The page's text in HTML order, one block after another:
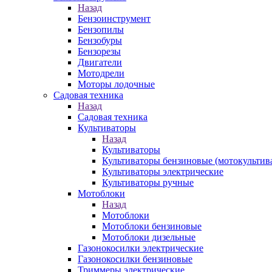
Назад
Бензоинструмент
Бензопилы
Бензобуры
Бензорезы
Двигатели
Мотодрели
Моторы лодочные
Садовая техника
Назад
Садовая техника
Культиваторы
Назад
Культиваторы
Культиваторы бензиновые
Культиваторы электрические
Культиваторы ручные
Мотоблоки
Назад
Мотоблоки
Мотоблоки бензиновые
Мотоблоки дизельные
Газонокосилки электрические
Газонокосилки бензиновые
Триммеры электрические